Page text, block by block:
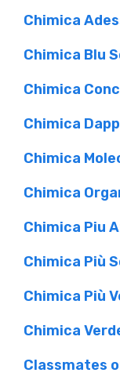
Chimica
Chimica Blu
Chimica
Chimica
Chimica
Chimica
Chimica Piu
Chimica Più
Chimica Più
Chimica
Classmates